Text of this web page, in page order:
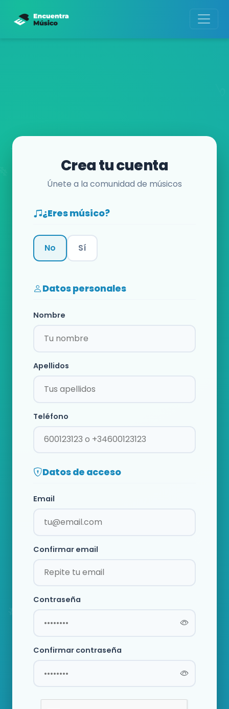
Crea tu cuenta
Únete a la comunidad de músicos
¿Eres músico?
No Sí
Datos personales
Nombre
Apellidos
Teléfono
Datos de acceso
Email
Confirmar email
Contraseña
Confirmar contraseña